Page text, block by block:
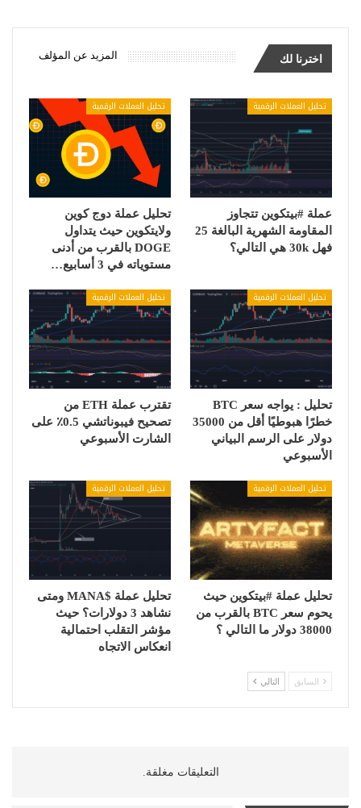
اخترنا لك المزيد عن المؤلف
تحليل العملات الرقمية
عملة #بيتكوين تتجاوز
المقاومة الشهرية البالغة 25
فهل 30k هي التالي؟
تحليل العملات الرقمية
تحليل عملة دوج كوين
ولايتكوين حيث يتداول
DOGE بالقرب من أدنى
مستوياته في 3 أسابيع…
تحليل العملات الرقمية
تحليل : يواجه سعر BTC
خطرًا هبوطيًا أقل من 35000
دولار على الرسم البياني
الأسبوعي
تحليل العملات الرقمية
تقترب عملة ETH من
تصحيح فيبوناتشي 0.5٪ على
الشارت الأسبوعي
تحليل العملات الرقمية
تحليل عملة #بيتكوين حيث
يحوم سعر BTC بالقرب من
38000 دولار ما التالي ؟
تحليل العملات الرقمية
تحليل عملة $MANA ومتى
نشاهد 3 دولارات؟ حيث
مؤشر التقلب احتمالية
انعكاس الاتجاه
السابق التالي
التعليقات مغلقة.